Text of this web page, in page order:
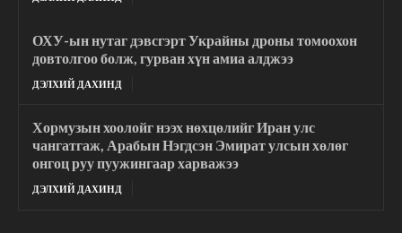
ОХУ-ын нутаг дэвсгэрт Украйны дроны томоохон
довтолгоо болж, гурван хүн амиа алджээ
ДЭЛХИЙ ДАХИНД
Хормузын хоолойг нээх нөхцөлийг Иран улс
чангатгаж, Арабын Нэгдсэн Эмират улсын хөлөг
онгоц руу пуужингаар харважээ
ДЭЛХИЙ ДАХИНД